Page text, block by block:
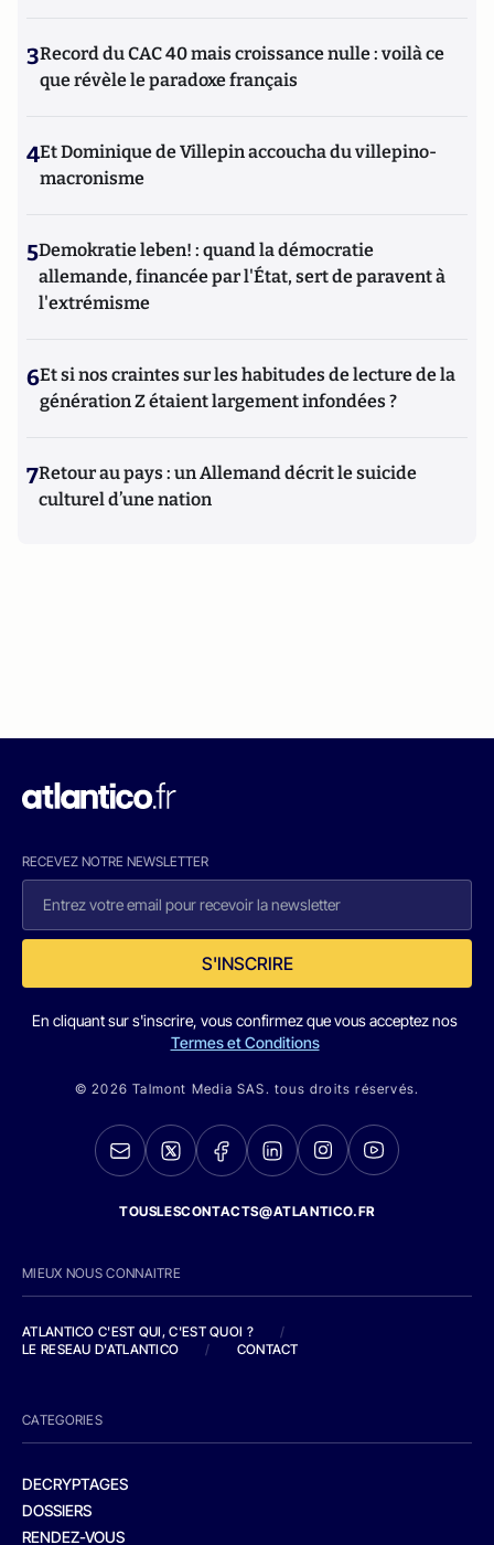
3Record du CAC 40 mais croissance nulle : voilà ce
que révèle le paradoxe français
4Et Dominique de Villepin accoucha du villepino-
macronisme
5Demokratie leben! : quand la démocratie
allemande, financée par l'État, sert de paravent à
l'extrémisme
6Et si nos craintes sur les habitudes de lecture de la
génération Z étaient largement infondées ?
7Retour au pays : un Allemand décrit le suicide
culturel d’une nation
RECEVEZ NOTRE NEWSLETTER
S'INSCRIRE
En cliquant sur s'inscrire, vous confirmez que vous acceptez nos
Termes et Conditions
© 2026 Talmont Media SAS. tous droits réservés.
TOUSLESCONTACTS@ATLANTICO.FR
MIEUX NOUS CONNAITRE
ATLANTICO C'EST QUI, C'EST QUOI ?
/
LE RESEAU D'ATLANTICO
/ CONTACT
CATEGORIES
DECRYPTAGES
DOSSIERS
RENDEZ-VOUS